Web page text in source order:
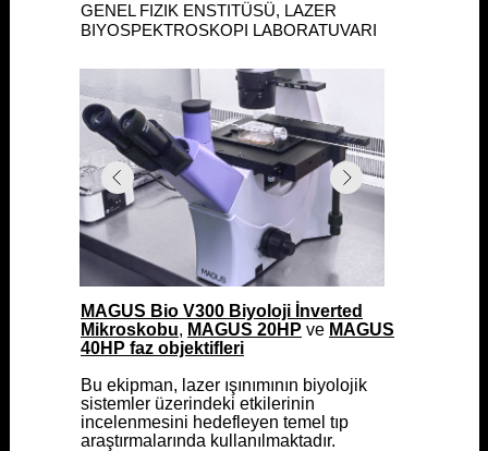
MAGUS Bio V300 Biyoloji İnverted
Mikroskobu, MAGUS 20HP ve MAGUS
40HP faz objektifleri
Bu ekipman, lazer ışınımının biyolojik
sistemler üzerindeki etkilerinin
incelenmesini hedefleyen temel tıp
araştırmalarında kullanılmaktadır.
GENEL FIZIK ENSTITÜSÜ, LAZER
BIYOSPEKTROSKOPI LABORATUVARI
MAGUS Bio V300 Biyoloji İnverted
Mikroskobu, MAGUS 20HP ve MAGUS
40HP faz objektifleri
Bu ekipman, lazer ışınımının biyolojik
sistemler üzerindeki etkilerinin
incelenmesini hedefleyen temel tıp
araştırmalarında kullanılmaktadır.
GENEL FIZIK ENSTITÜSÜ, LAZER
BIYOSPEKTROSKOPI LABORATUVARI